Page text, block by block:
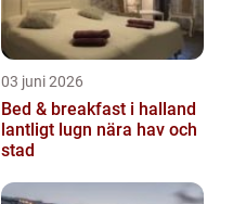
03 juni 2026
Bed & breakfast i halland
lantligt lugn nära hav och
stad